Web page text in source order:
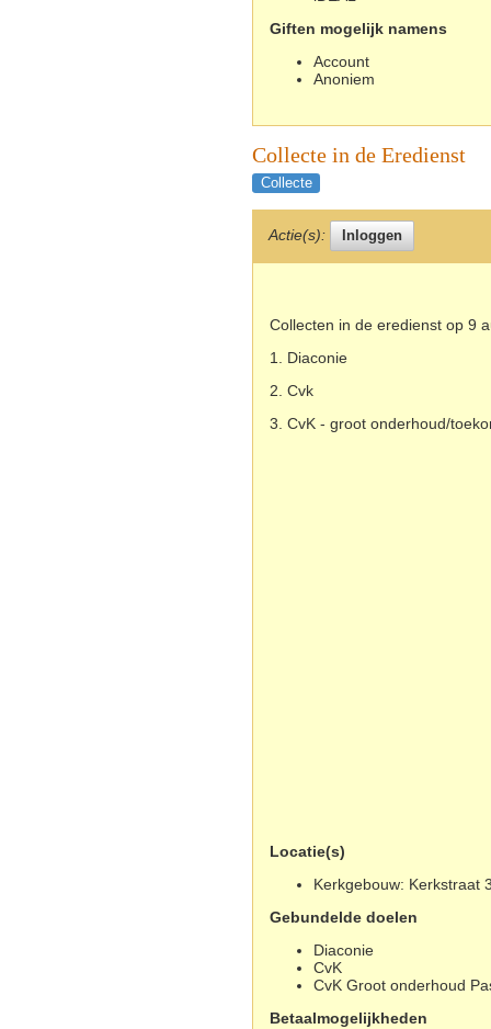
Giften mogelijk namens
Account
Anoniem
Collecte in de Eredienst
Collecte
Actie(s):
Collecten in de eredienst op 9
1. Diaconie
2. Cvk
3. CvK - groot onderhoud/
Locatie(s)
Kerkgebouw: Kerkstraat
Gebundelde doelen
Diaconie
CvK
CvK Groot onderhoud
Betaalmogelijkheden